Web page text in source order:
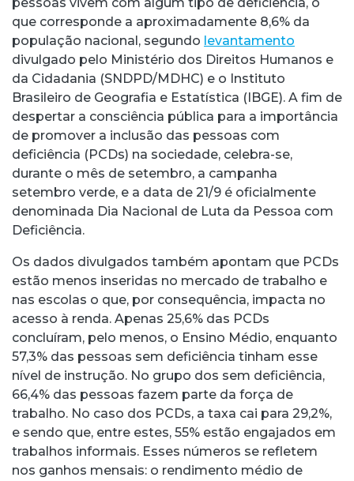
pessoas vivem com algum tipo de deficiência, o
que corresponde a aproximadamente 8,6% da
população nacional, segundo levantamento
divulgado pelo Ministério dos Direitos Humanos e
da Cidadania (SNDPD/MDHC) e o Instituto
Brasileiro de Geografia e Estatística (IBGE). A fim de
despertar a consciência pública para a importância
de promover a inclusão das pessoas com
deficiência (PCDs) na sociedade, celebra-se,
durante o mês de setembro, a campanha
setembro verde, e a data de 21/9 é oficialmente
denominada Dia Nacional de Luta da Pessoa com
Deficiência.
Os dados divulgados também apontam que PCDs
estão menos inseridas no mercado de trabalho e
nas escolas o que, por consequência, impacta no
acesso à renda. Apenas 25,6% das PCDs
concluíram, pelo menos, o Ensino Médio, enquanto
57,3% das pessoas sem deficiência tinham esse
nível de instrução. No grupo dos sem deficiência,
66,4% das pessoas fazem parte da força de
trabalho. No caso dos PCDs, a taxa cai para 29,2%,
e sendo que, entre estes, 55% estão engajados em
trabalhos informais. Esses números se refletem
nos ganhos mensais: o rendimento médio de